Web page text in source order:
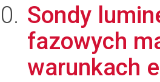
Sondy
fazowych
warunkach